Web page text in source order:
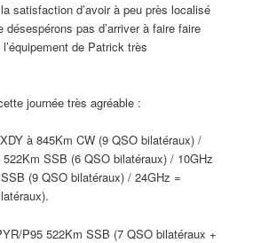
satisfaction d’avoir à peu près localisé
pas d’arriver à faire faire
de Patrick très
journée très agréable :
à 845Km CW (9 QSO bilatéraux) /
SSB (6 QSO bilatéraux) / 10GHz
(9 QSO bilatéraux) / 24GHz =
P95 522Km SSB (7 QSO bilatéraux +